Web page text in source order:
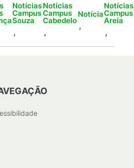
Notícias
Campus
Souza
,
Notícias
Campus
Cabedelo
,
Notícia
,
Notícias
Campus
Areia
,